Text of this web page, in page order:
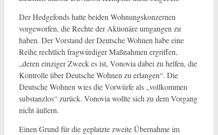
Der Hedgefonds hatte beiden Wohnungskonzernen
vorgeworfen, die Rechte der Aktionäre umgangen zu
haben. Der Vorstand der Deutsche Wohnen habe eine
Reihe rechtlich fragwürdiger Maßnahmen ergriffen,
„deren einziger Zweck es ist, Vonovia dabei zu helfen, die
Kontrolle über Deutsche Wohnen zu erlangen“. Die
Deutsche Wohnen wies die Vorwürfe als „vollkommen
substanzlos“ zurück. Vonovia wollte sich zu dem Vorgang
nicht äußern.
Einen Grund für die geplatzte zweite Übernahme im